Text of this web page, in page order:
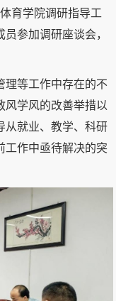
育学院调研指导工
参加调研座谈会，
理等工作中存在的不
风学风的改善举措以
从就业、教学、科研
工作中亟待解决的突